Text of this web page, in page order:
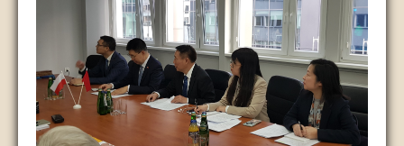
Gospodarka
Medycyna
Środowisko